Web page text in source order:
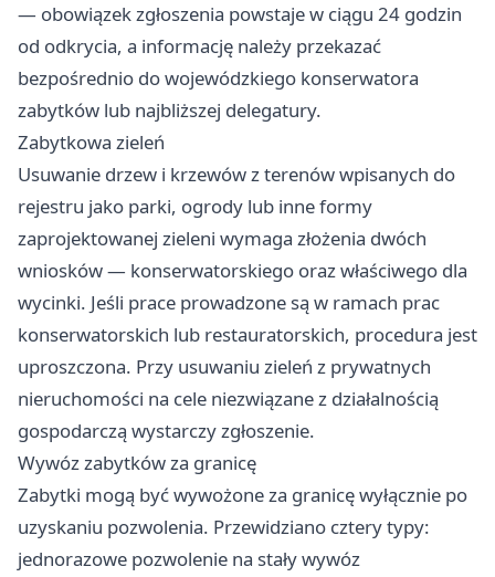
— obowiązek zgłoszenia powstaje w ciągu 24 godzin
od odkrycia, a informację należy przekazać
bezpośrednio do wojewódzkiego konserwatora
zabytków lub najbliższej delegatury.
Zabytkowa zieleń
Usuwanie drzew i krzewów z terenów wpisanych do
rejestru jako parki, ogrody lub inne formy
zaprojektowanej zieleni wymaga złożenia dwóch
wniosków — konserwatorskiego oraz właściwego dla
wycinki. Jeśli prace prowadzone są w ramach prac
konserwatorskich lub restauratorskich, procedura jest
uproszczona. Przy usuwaniu zieleń z prywatnych
nieruchomości na cele niezwiązane z działalnością
gospodarczą wystarczy zgłoszenie.
Wywóz zabytków za granicę
Zabytki mogą być wywożone za granicę wyłącznie po
uzyskaniu pozwolenia. Przewidziano cztery typy:
jednorazowe pozwolenie na stały wywóz